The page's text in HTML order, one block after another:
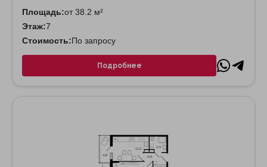
Площадь:от 38.2 м²
Этаж:7
Стоимость:По запросу
Подробнее